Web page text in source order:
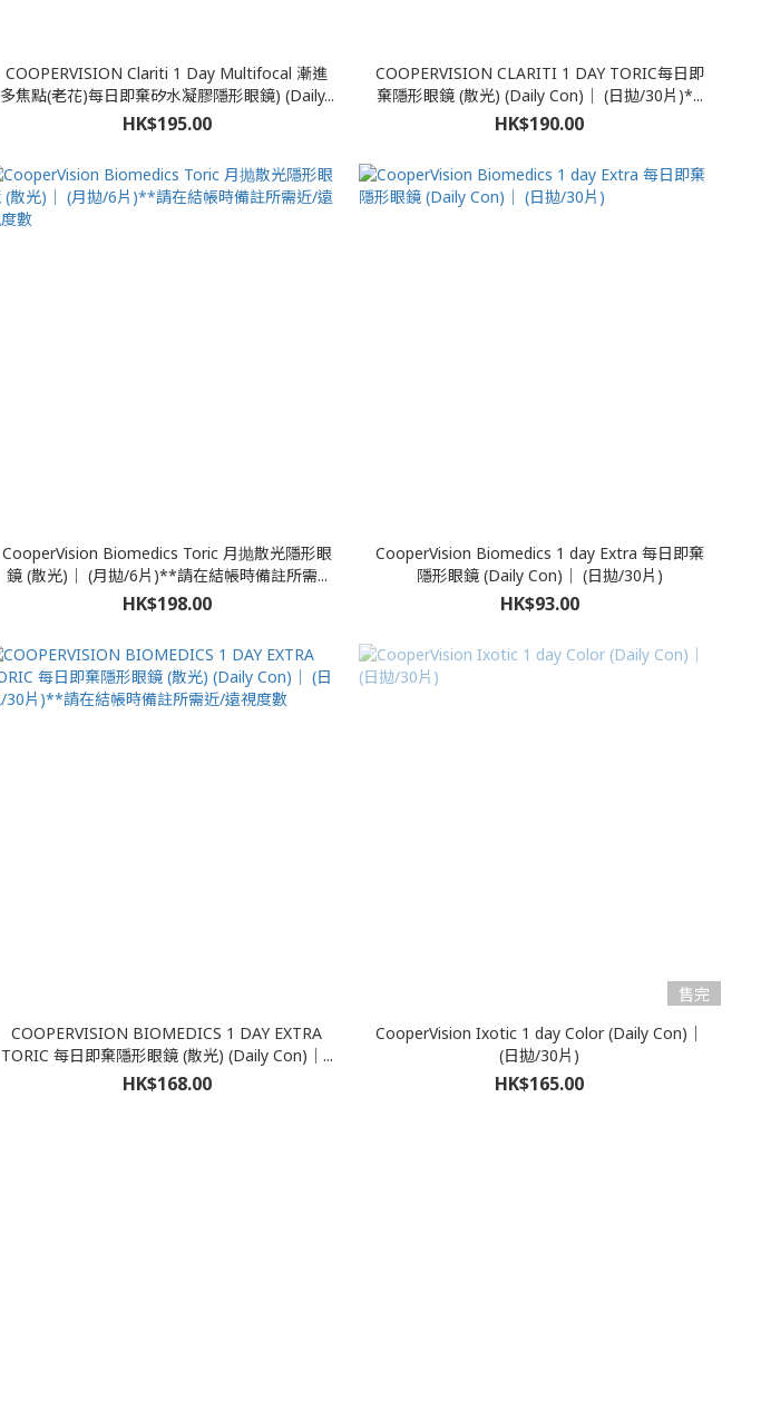
COOPERVISION Clariti 1 Day Multifocal 漸進
多焦點(老花)每日即棄矽水凝膠隱形眼鏡) (Daily...
HK$195.00
COOPERVISION CLARITI 1 DAY TORIC每日即
棄隱形眼鏡 (散光) (Daily Con)｜ (日拋/30片)*...
HK$190.00
CooperVision Biomedics Toric 月抛散光隱形眼
鏡 (散光)｜ (月拋/6片)**請在結帳時備註所需...
HK$198.00
CooperVision Biomedics 1 day Extra 每日即棄
隱形眼鏡 (Daily Con)｜ (日拋/30片)
HK$93.00
COOPERVISION BIOMEDICS 1 DAY EXTRA
TORIC 每日即棄隱形眼鏡 (散光) (Daily Con)｜...
HK$168.00
售完
CooperVision Ixotic 1 day Color (Daily Con)｜
(日拋/30片)
HK$165.00